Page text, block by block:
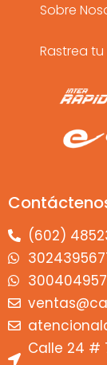
Sobre
Rastrea
(602)
Calle 24 #